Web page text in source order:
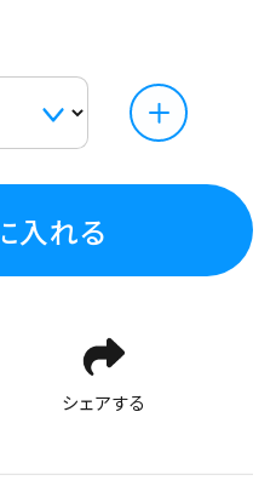
入れる
シェアする